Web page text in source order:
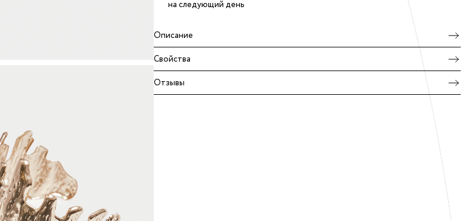
на следующий день
Описание
Свойства
Отзывы